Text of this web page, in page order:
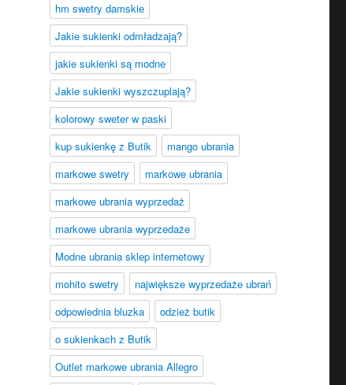
hm swetry damskie
Jakie sukienki odmładzają?
jakie sukienki są modne
Jakie sukienki wyszczuplają?
kolorowy sweter w paski
kup sukienkę z Butik
mango ubrania
markowe swetry
markowe ubrania
markowe ubrania wyprzedaż
markowe ubrania wyprzedaże
Modne ubrania sklep internetowy
mohito swetry
największe wyprzedaże ubrań
odpowiednia bluzka
odzież butik
o sukienkach z Butik
Outlet markowe ubrania Allegro